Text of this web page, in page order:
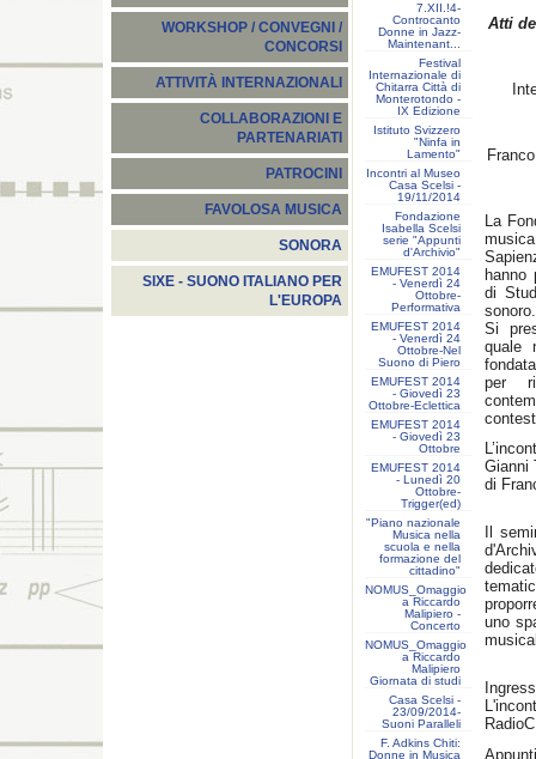
WORKSHOP / CONVEGNI /
CONCORSI
ATTIVITÀ INTERNAZIONALI
COLLABORAZIONI E
PARTENARIATI
PATROCINI
FAVOLOSA MUSICA
SONORA
SIXE - SUONO ITALIANO PER
L'EUROPA
7.XII.!4-
Controcanto
Donne in Jazz-
Maintenant...
Festival
Internazionale di
Chitarra Città di
Monterotondo -
IX Edizione
Istituto Svizzero
"Ninfa in
Lamento"
Incontri al Museo
Casa Scelsi -
19/11/2014
Fondazione
Isabella Scelsi
serie "Appunti
d'Archivio"
EMUFEST 2014
- Venerdì 24
Ottobre-
Performativa
EMUFEST 2014
- Venerdì 24
Ottobre-Nel
Suono di Piero
EMUFEST 2014
- Giovedì 23
Ottobre-Eclettica
EMUFEST 2014
- Giovedì 23
Ottobre
EMUFEST 2014
- Lunedì 20
Ottobre-
Trigger(ed)
"Piano nazionale
Musica nella
scuola e nella
formazione del
cittadino"
NOMUS_Omaggio
a Riccardo
Malipiero -
Concerto
NOMUS_Omaggio
a Riccardo
Malipiero
Giornata di studi
Casa Scelsi -
23/09/2014-
Suoni Paralleli
F. Adkins Chiti:
Donne in Musica
Atti
La
hanno
di
sonoro.
Si
quale
per
Gianni
di
Il
uno